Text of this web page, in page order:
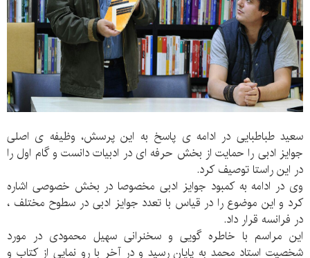
سعید طباطبایی در ادامه ی پاسخ به این پرسش، وظیفه ی اصلی
جوایز ادبی را حمایت از بخش حرفه ای در ادبیات دانست و گام اول را
در این راستا توصیف کرد.
وی در ادامه به کمبود جوایز ادبی مخصوصا در بخش خصوصی اشاره
کرد و این موضوع را در قیاس با تعدد جوایز ادبی در سطوح مختلف ،
در فرانسه قرار داد.
این مراسم با خاطره گویی و سخنرانی سهیل محمودی در مورد
شخصیت استاد محمد به پایان رسید و در آخر با رو نمایی از کتاب و